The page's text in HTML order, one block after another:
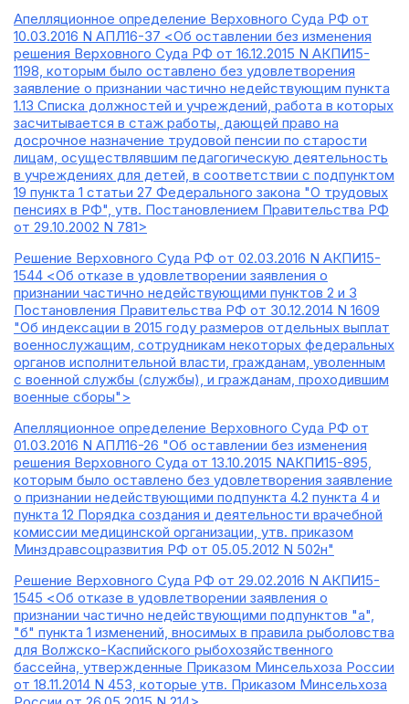
Апелляционное определение Верховного Суда РФ от
10.03.2016 N АПЛ16-37 <Об оставлении без изменения
решения Верховного Суда РФ от 16.12.2015 N АКПИ15-
1198, которым было оставлено без удовлетворения
заявление о признании частично недействующим пункта
1.13 Списка должностей и учреждений, работа в которых
засчитывается в стаж работы, дающей право на
досрочное назначение трудовой пенсии по старости
лицам, осуществлявшим педагогическую деятельность
в учреждениях для детей, в соответствии с подпунктом
19 пункта 1 статьи 27 Федерального закона "О трудовых
пенсиях в РФ", утв. Постановлением Правительства РФ
от 29.10.2002 N 781>
Решение Верховного Суда РФ от 02.03.2016 N АКПИ15-
1544 <Об отказе в удовлетворении заявления о
признании частично недействующими пунктов 2 и 3
Постановления Правительства РФ от 30.12.2014 N 1609
"Об индексации в 2015 году размеров отдельных выплат
военнослужащим, сотрудникам некоторых федеральных
органов исполнительной власти, гражданам, уволенным
с военной службы (службы), и гражданам, проходившим
военные сборы">
Апелляционное определение Верховного Суда РФ от
01.03.2016 N АПЛ16-26 "Об оставлении без изменения
решения Верховного Суда от 13.10.2015 NАКПИ15-895,
которым было оставлено без удовлетворения заявление
о признании недействующими подпункта 4.2 пункта 4 и
пункта 12 Порядка создания и деятельности врачебной
комиссии медицинской организации, утв. приказом
Минздравсоцразвития РФ от 05.05.2012 N 502н"
Решение Верховного Суда РФ от 29.02.2016 N АКПИ15-
1545 <Об отказе в удовлетворении заявления о
признании частично недействующими подпунктов "а",
"б" пункта 1 изменений, вносимых в правила рыболовства
для Волжско-Каспийского рыбохозяйственного
бассейна, утвержденные Приказом Минсельхоза России
от 18.11.2014 N 453, которые утв. Приказом Минсельхоза